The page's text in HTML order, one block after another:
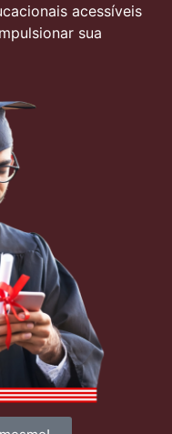
acessíveis
sua